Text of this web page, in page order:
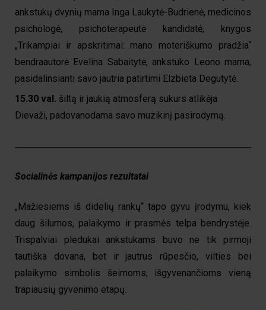
ankstukų dvynių mama Inga Laukytė-Budrienė, medicinos
psichologė, psichoterapeutė kandidatė, knygos
„Trikampiai ir apskritimai: mano moteriškumo pradžia“
bendraautorė Evelina Sabaitytė, ankstuko Leono mama,
pasidalinsianti savo jautria patirtimi Elzbieta Degutytė.
15.30 val. šiltą ir jaukią atmosferą sukurs atlikėja
Dievaži, padovanodama savo muzikinį pasirodymą.
Socialinės kampanijos rezultatai
„Mažiesiems iš didelių rankų“ tapo gyvu įrodymu, kiek
daug šilumos, palaikymo ir prasmės telpa bendrystėje.
Trispalviai pledukai ankstukams buvo ne tik pirmoji
tautiška dovana, bet ir jautrus rūpesčio, vilties bei
palaikymo simbolis šeimoms, išgyvenančioms vieną
trapiausių gyvenimo etapų.